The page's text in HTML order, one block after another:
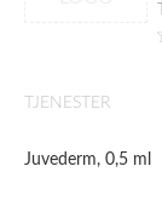
TJENESTER
Juvederm, 0,5 ml